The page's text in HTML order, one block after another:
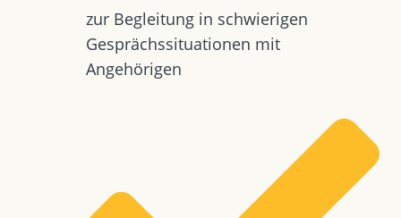
zur Begleitung in schwierigen
Gesprächssituationen mit
Angehörigen